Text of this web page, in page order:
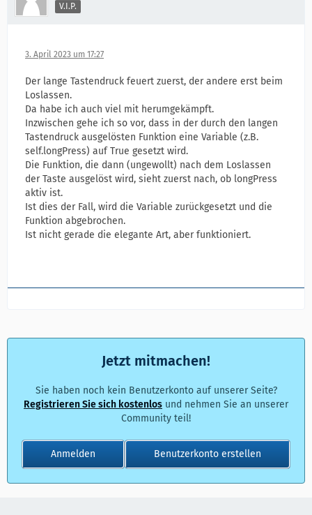
V.I.P.
3. April 2023 um 17:27
Der lange Tastendruck feuert zuerst, der andere erst beim
Loslassen.
Da habe ich auch viel mit herumgekämpft.
Inzwischen gehe ich so vor, dass in der durch den langen
Tastendruck ausgelösten Funktion eine Variable (z.B.
self.longPress) auf True gesetzt wird.
Die Funktion, die dann (ungewollt) nach dem Loslassen
der Taste ausgelöst wird, sieht zuerst nach, ob longPress
aktiv ist.
Ist dies der Fall, wird die Variable zurückgesetzt und die
Funktion abgebrochen.
Ist nicht gerade die elegante Art, aber funktioniert.
Jetzt mitmachen!
Sie haben noch kein Benutzerkonto auf unserer Seite?
Registrieren Sie sich kostenlos und nehmen Sie an unserer
Community teil!
Benutzerkonto erstellen
Anmelden